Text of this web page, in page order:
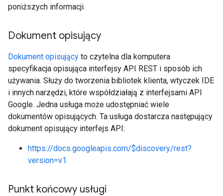
poniższych informacji.
Dokument opisujący
Dokument opisujący to czytelna dla komputera
specyfikacja opisująca interfejsy API REST i sposób ich
używania. Służy do tworzenia bibliotek klienta, wtyczek IDE
i innych narzędzi, które współdziałają z interfejsami API
Google. Jedna usługa może udostępniać wiele
dokumentów opisujących. Ta usługa dostarcza następujący
dokument opisujący interfejs API:
https://docs.googleapis.com/$discovery/rest?
version=v1
Punkt końcowy usługi